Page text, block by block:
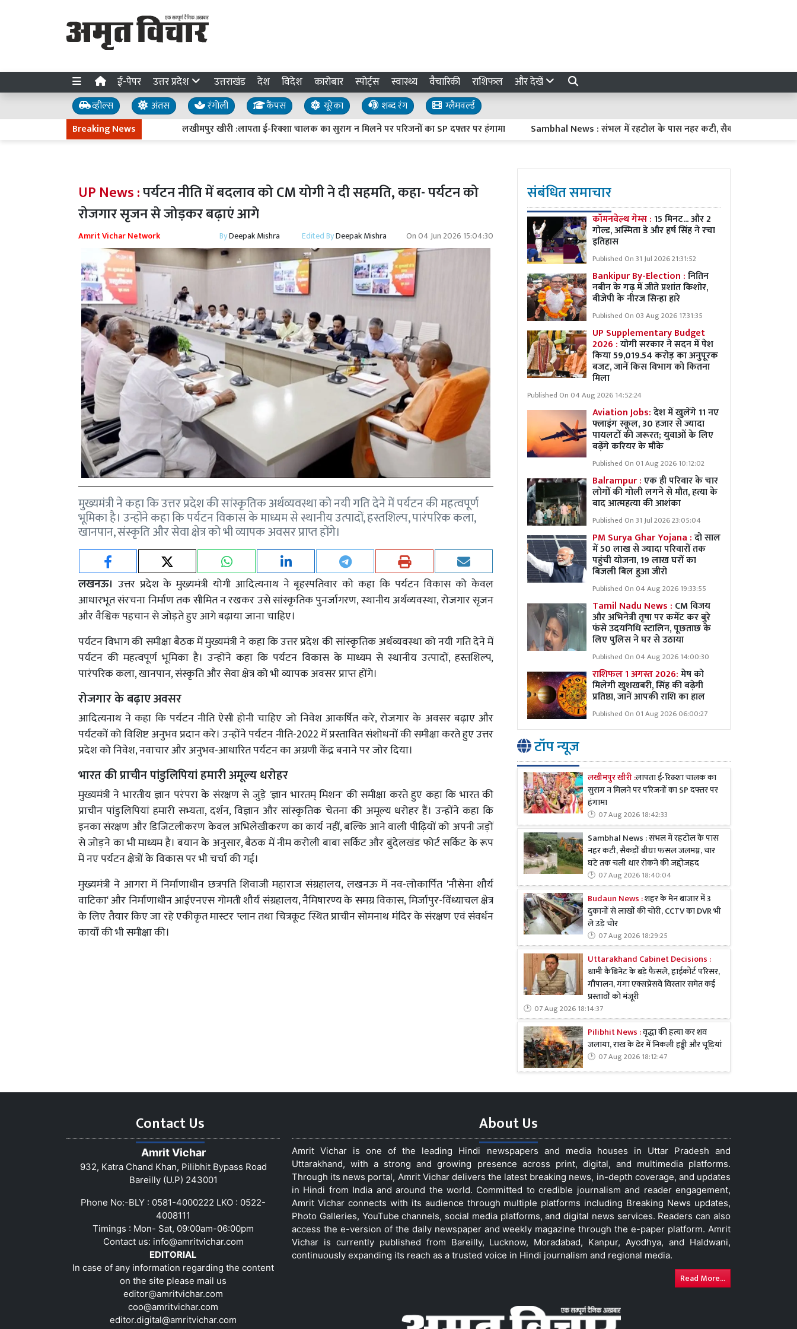
ई-पेपर उत्तर प्रदेश उत्तराखंड देश विदेश कारोबार स्पोर्ट्स स्वास्थ्य वैचारिकी राशिफल और देखें
व्हील्स अंतस रंगोली कैंपस यूरेका शब्द रंग
ग्लैमवर्ल्ड
Breaking News
लखीमपुर खीरी :लापता ई-रिक्शा चालक का सुराग न मिलने पर परिजनों का SP दफ्तर पर हंगामा Sambhal News : संभल में रहटोल के पास नहर कटी, सैकड़ों बीघा फसल जलमग्न,
UP News :पर्यटन नीति में बदलाव को CM योगी ने दी सहमति, कहा- पर्यटन को
रोजगार सृजन से जोड़कर बढ़ाएं आगे
Amrit Vichar Network ByDeepak Mishra Edited ByDeepak Mishra On04 Jun 2026 15:04:30
मुख्यमंत्री ने कहा कि उत्तर प्रदेश की सांस्कृतिक अर्थव्यवस्था को नयी गति देने में पर्यटन की महत्वपूर्ण
भूमिका है। उन्होंने कहा कि पर्यटन विकास के माध्यम से स्थानीय उत्पादों, हस्तशिल्प, पारंपरिक कला,
खानपान, संस्कृति और सेवा क्षेत्र को भी व्यापक अवसर प्राप्त होंगे।
लखनऊ। उत्तर प्रदेश के मुख्यमंत्री योगी आदित्यनाथ ने बृहस्पतिवार को कहा कि पर्यटन विकास को केवल
आधारभूत संरचना निर्माण तक सीमित न रखकर उसे सांस्कृतिक पुनर्जागरण, स्थानीय अर्थव्यवस्था, रोजगार सृजन
और वैश्विक पहचान से जोड़ते हुए आगे बढ़ाया जाना चाहिए।
पर्यटन विभाग की समीक्षा बैठक में मुख्यमंत्री ने कहा कि उत्तर प्रदेश की सांस्कृतिक अर्थव्यवस्था को नयी गति देने में
पर्यटन की महत्वपूर्ण भूमिका है। उन्होंने कहा कि पर्यटन विकास के माध्यम से स्थानीय उत्पादों, हस्तशिल्प,
पारंपरिक कला, खानपान, संस्कृति और सेवा क्षेत्र को भी व्यापक अवसर प्राप्त होंगे।
रोजगार के बढ़ाए अवसर
आदित्यनाथ ने कहा कि पर्यटन नीति ऐसी होनी चाहिए जो निवेश आकर्षित करे, रोजगार के अवसर बढ़ाए और
पर्यटकों को विशिष्ट अनुभव प्रदान करे। उन्होंने पर्यटन नीति-2022 में प्रस्तावित संशोधनों की समीक्षा करते हुए उत्तर
प्रदेश को निवेश, नवाचार और अनुभव-आधारित पर्यटन का अग्रणी केंद्र बनाने पर जोर दिया।
भारत की प्राचीन पांडुलिपियां हमारी अमूल्य धरोहर
मुख्यमंत्री ने भारतीय ज्ञान परंपरा के संरक्षण से जुड़े 'ज्ञान भारतम् मिशन' की समीक्षा करते हुए कहा कि भारत की
प्राचीन पांडुलिपियां हमारी सभ्यता, दर्शन, विज्ञान और सांस्कृतिक चेतना की अमूल्य धरोहर हैं। उन्होंने कहा कि
इनका संरक्षण और डिजिटलीकरण केवल अभिलेखीकरण का कार्य नहीं, बल्कि आने वाली पीढ़ियों को अपनी जड़ों
से जोड़ने का भी माध्यम है। बयान के अनुसार, बैठक में नीम करोली बाबा सर्किट और बुंदेलखंड फोर्ट सर्किट के रूप
में नए पर्यटन क्षेत्रों के विकास पर भी चर्चा की गई।
मुख्यमंत्री ने आगरा में निर्माणाधीन छत्रपति शिवाजी महाराज संग्रहालय, लखनऊ में नव-लोकार्पित 'नौसेना शौर्य
वाटिका' और निर्माणाधीन आईएनएस गोमती शौर्य संग्रहालय, नैमिषारण्य के समग्र विकास, मिर्जापुर-विंध्याचल क्षेत्र
के लिए तैयार किए जा रहे एकीकृत मास्टर प्लान तथा चित्रकूट स्थित प्राचीन सोमनाथ मंदिर के संरक्षण एवं संवर्धन
कार्यों की भी समीक्षा की।
संबंधित समाचार
कॉमनवेल्थ गेम्स :15 मिनट... और 2
गोल्ड, अस्मिता डे और हर्ष सिंह ने रचा
इतिहास
Published On 31 Jul 2026 21:31:52
Bankipur By-Election :नितिन
नबीन के गढ़ में जीते प्रशांत किशोर,
बीजेपी के नीरज सिन्हा हारे
Published On 03 Aug 2026 17:31:35
UP Supplementary Budget
2026 :योगी सरकार ने सदन में पेश
किया 59,019.54 करोड़ का अनुपूरक
बजट, जानें किस विभाग को कितना
मिला
Published On 04 Aug 2026 14:52:24
Aviation Jobs:देश में खुलेंगे 11 नए
फ्लाइंग स्कूल, 30 हजार से ज्यादा
पायलटों की जरूरत; युवाओं के लिए
बढ़ेंगे करियर के मौके
Published On 01 Aug 2026 10:12:02
Balrampur :एक ही परिवार के चार
लोगों की गोली लगने से मौत, हत्या के
बाद आत्महत्या की आशंका
Published On 31 Jul 2026 23:05:04
PM Surya Ghar Yojana :दो साल
में 50 लाख से ज्यादा परिवारों तक
पहुंची योजना, 19 लाख घरों का
बिजली बिल हुआ जीरो
Published On 04 Aug 2026 19:33:55
Tamil Nadu News : CM विजय
और अभिनेत्री तृषा पर कमेंट कर बुरे
फंसे उदयनिधि स्टालिन, पूछताछ के
लिए पुलिस ने घर से उठाया
Published On 04 Aug 2026 14:00:30
राशिफल 1 अगस्त 2026:मेष को
मिलेगी खुशखबरी, सिंह की बढ़ेगी
प्रतिष्ठा, जानें आपकी राशि का हाल
Published On 01 Aug 2026 06:00:27
टॉप न्यूज
लखीमपुर खीरी :लापता ई-रिक्शा चालक का
सुराग न मिलने पर परिजनों का SP दफ्तर पर
हंगामा
07 Aug 2026 18:42:33
Sambhal News : संभल में रहटोल के पास
नहर कटी, सैकड़ों बीघा फसल जलमग्न, चार
घंटे तक चली धार रोकने की जद्दोजहद
07 Aug 2026 18:40:04
Budaun News :शहर के मेन बाजार में 3
दुकानों से लाखों की चोरी, CCTV का DVR भी
ले उड़े चोर
07 Aug 2026 18:29:25
Uttarakhand Cabinet Decisions :
धामी कैबिनेट के बड़े फैसले, हाईकोर्ट परिसर,
गौपालन, गंगा एक्सप्रेसवे विस्तार समेत कई
प्रस्तावों को मंजूरी
07 Aug 2026 18:14:37
Pilibhit News :वृद्धा की हत्या कर शव
जलाया, राख के ढेर में निकली हड्डी और चूड़ियां
07 Aug 2026 18:12:47
Contact Us
Amrit Vichar
932, Katra Chand Khan, Pilibhit Bypass Road
Bareilly (U.P) 243001
Phone No:-BLY : 0581-4000222 LKO : 0522-
4008111
Timings : Mon- Sat, 09:00am-06:00pm
Contact us: info@amritvichar.com
EDITORIAL
In case of any information regarding the content
on the site please mail us
editor@amritvichar.com
coo@amritvichar.com
editor.digital@amritvichar.com
About Us
Amrit Vichar is one of the leading Hindi newspapers and media houses in Uttar Pradesh and
Uttarakhand, with a strong and growing presence across print, digital, and multimedia platforms.
Through its news portal, Amrit Vichar delivers the latest breaking news, in-depth coverage, and updates
in Hindi from India and around the world. Committed to credible journalism and reader engagement,
Amrit Vichar connects with its audience through multiple platforms including Breaking News updates,
Photo Galleries, YouTube channels, social media platforms, and digital news services. Readers can also
access the e-version of the daily newspaper and weekly magazine through the e-paper platform. Amrit
Vichar is currently published from Bareilly, Lucknow, Moradabad, Kanpur, Ayodhya, and Haldwani,
continuously expanding its reach as a trusted voice in Hindi journalism and regional media.
Read More...